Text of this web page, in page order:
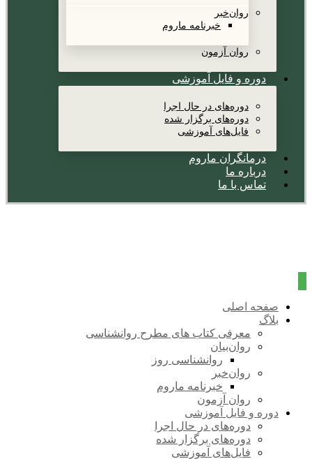
روان‌خبر
خبرنامه ماروم
روان آزمون
دوره و فایل آموزشی
دوره‌های در حال اجرا
دوره‌های برگزار شده
فایل‌های آموزشی
درمانگران ماروم
درباره ما
تماس با ما
صفحه اصلی
بلاگ
معرفی کتاب های مطرح روانشناسی
روان‌بیان
روانشناسی روز
روان‌خبر
خبرنامه ماروم
روان آزمون
دوره و فایل آموزشی
دوره‌های در حال اجرا
دوره‌های برگزار شده
فایل‌های آموزشی